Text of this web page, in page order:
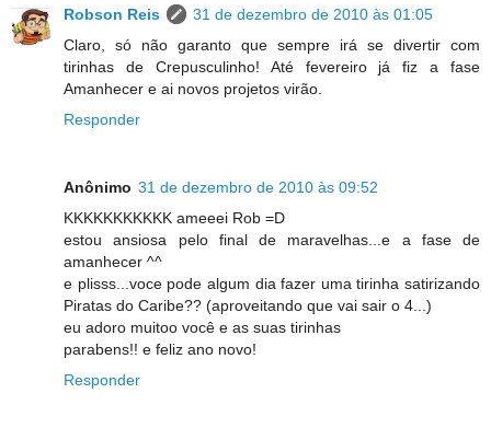
Robson Reis
31 de dezembro de 2010 às 01:05
Claro, só não garanto que sempre irá se divertir com
tirinhas de Crepusculinho! Até fevereiro já fiz a fase
Amanhecer e ai novos projetos virão.
Responder
Anônimo 31 de dezembro de 2010 às 09:52
KKKKKKKKKKK ameeei Rob =D
estou ansiosa pelo final de maravelhas...e a fase de
amanhecer ^^
e plisss...voce pode algum dia fazer uma tirinha satirizando
Piratas do Caribe?? (aproveitando que vai sair o 4...)
eu adoro muitoo você e as suas tirinhas
parabens!! e feliz ano novo!
Responder